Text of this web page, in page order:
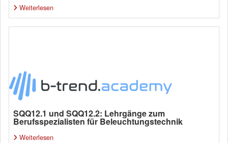
Weiterlesen
SQQ12.1 und SQQ12.2: Lehrgänge zum
Berufsspezialisten für Beleuchtungstechnik
Weiterlesen